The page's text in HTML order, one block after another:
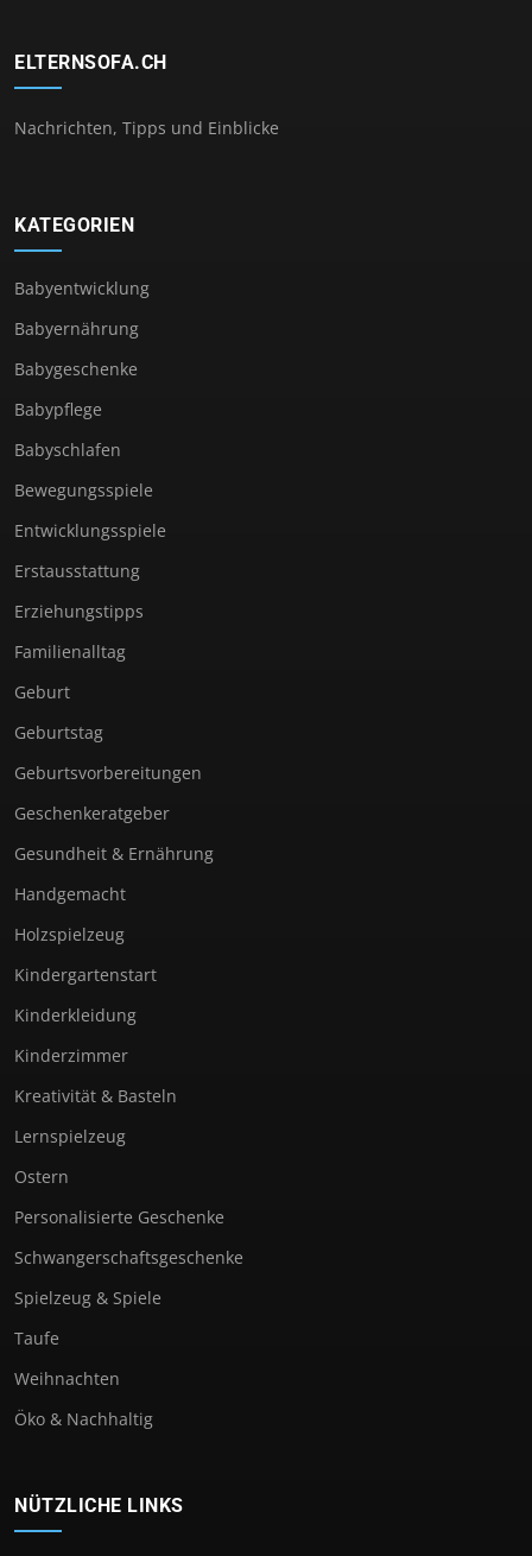
ELTERNSOFA.CH
Nachrichten, Tipps und Einblicke
KATEGORIEN
Babyentwicklung
Babyernährung
Babygeschenke
Babypflege
Babyschlafen
Bewegungsspiele
Entwicklungsspiele
Erstausstattung
Erziehungstipps
Familienalltag
Geburt
Geburtstag
Geburtsvorbereitungen
Geschenkeratgeber
Gesundheit & Ernährung
Handgemacht
Holzspielzeug
Kindergartenstart
Kinderkleidung
Kinderzimmer
Kreativität & Basteln
Lernspielzeug
Ostern
Personalisierte Geschenke
Schwangerschaftsgeschenke
Spielzeug & Spiele
Taufe
Weihnachten
Öko & Nachhaltig
NÜTZLICHE LINKS